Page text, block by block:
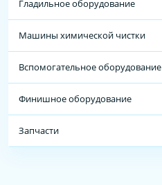
Гладильное оборудование
Машины химической чистки
Вспомогательное оборудование
Финишное оборудование
Запчасти